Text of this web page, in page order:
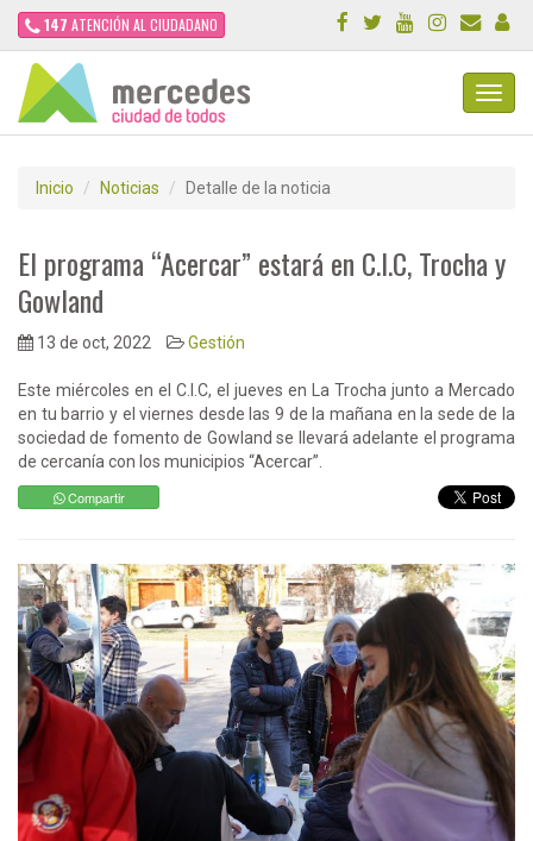
147 ATENCIÓN AL CIUDADANO
Inicio Noticias Detalle de la noticia
El programa “Acercar” estará en C.I.C, Trocha y
Gowland
13 de oct, 2022 Gestión
Este miércoles en el C.I.C, el jueves en La Trocha junto a Mercado
en tu barrio y el viernes desde las 9 de la mañana en la sede de la
sociedad de fomento de Gowland se llevará adelante el programa
de cercanía con los municipios “Acercar”.
Compartir